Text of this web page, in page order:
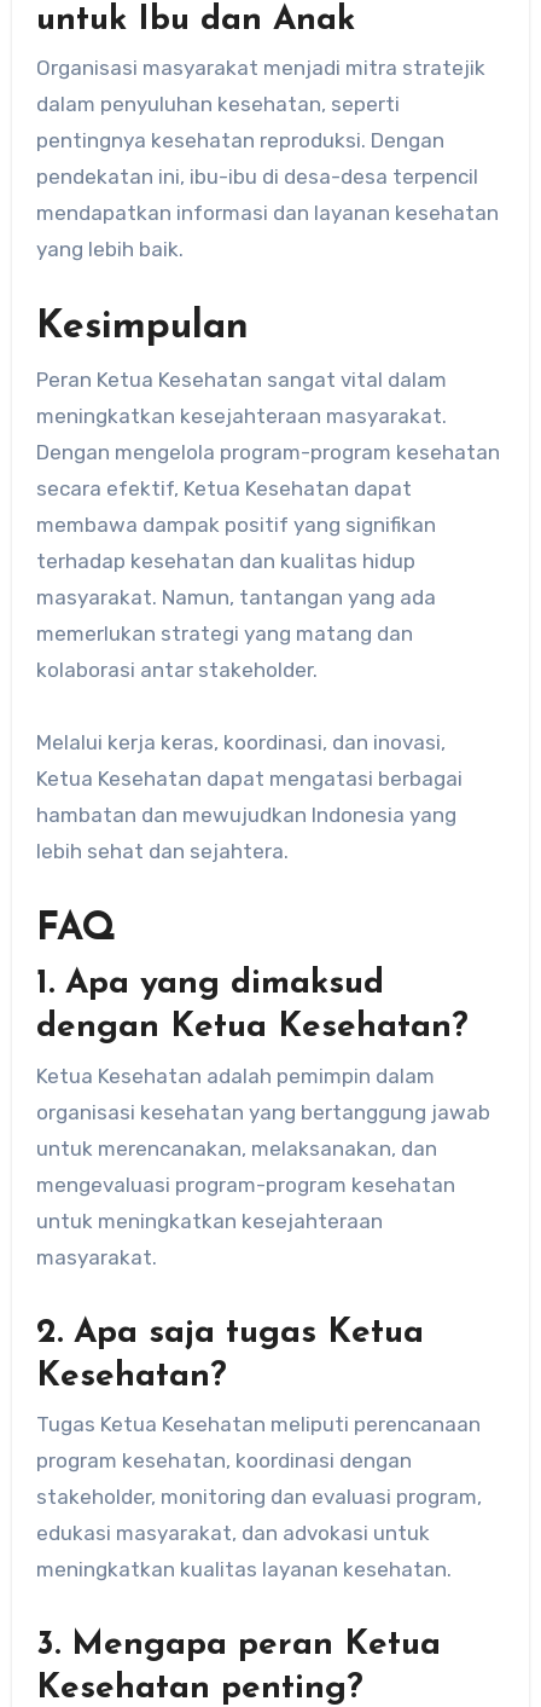
untuk Ibu dan Anak
Organisasi masyarakat menjadi mitra stratejik
dalam penyuluhan kesehatan, seperti
pentingnya kesehatan reproduksi. Dengan
pendekatan ini, ibu-ibu di desa-desa terpencil
mendapatkan informasi dan layanan kesehatan
yang lebih baik.
Kesimpulan
Peran Ketua Kesehatan sangat vital dalam
meningkatkan kesejahteraan masyarakat.
Dengan mengelola program-program kesehatan
secara efektif, Ketua Kesehatan dapat
membawa dampak positif yang signifikan
terhadap kesehatan dan kualitas hidup
masyarakat. Namun, tantangan yang ada
memerlukan strategi yang matang dan
kolaborasi antar stakeholder.
Melalui kerja keras, koordinasi, dan inovasi,
Ketua Kesehatan dapat mengatasi berbagai
hambatan dan mewujudkan Indonesia yang
lebih sehat dan sejahtera.
FAQ
1. Apa yang dimaksud
dengan Ketua Kesehatan?
Ketua Kesehatan adalah pemimpin dalam
organisasi kesehatan yang bertanggung jawab
untuk merencanakan, melaksanakan, dan
mengevaluasi program-program kesehatan
untuk meningkatkan kesejahteraan
masyarakat.
2. Apa saja tugas Ketua
Kesehatan?
Tugas Ketua Kesehatan meliputi perencanaan
program kesehatan, koordinasi dengan
stakeholder, monitoring dan evaluasi program,
edukasi masyarakat, dan advokasi untuk
meningkatkan kualitas layanan kesehatan.
3. Mengapa peran Ketua
Kesehatan penting?